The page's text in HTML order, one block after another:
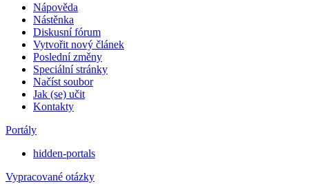
Nápověda
Nástěnka
Diskusní fórum
Vytvořit nový článek
Poslední změny
Speciální stránky
Načíst soubor
Jak (se) učit
Kontakty
Portály
hidden-portals
Vypracované otázky